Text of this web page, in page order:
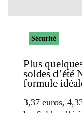
Sécurité
Plus
soldes d’été
formule
3,37 euros,